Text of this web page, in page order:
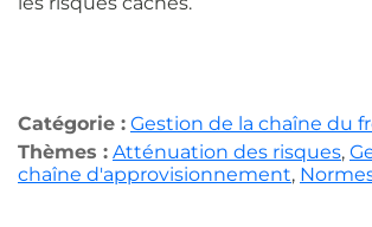
Catégorie : Gestion de la chaîne du
Thèmes : Atténuation des risques,
chaîne d'approvisionnement,